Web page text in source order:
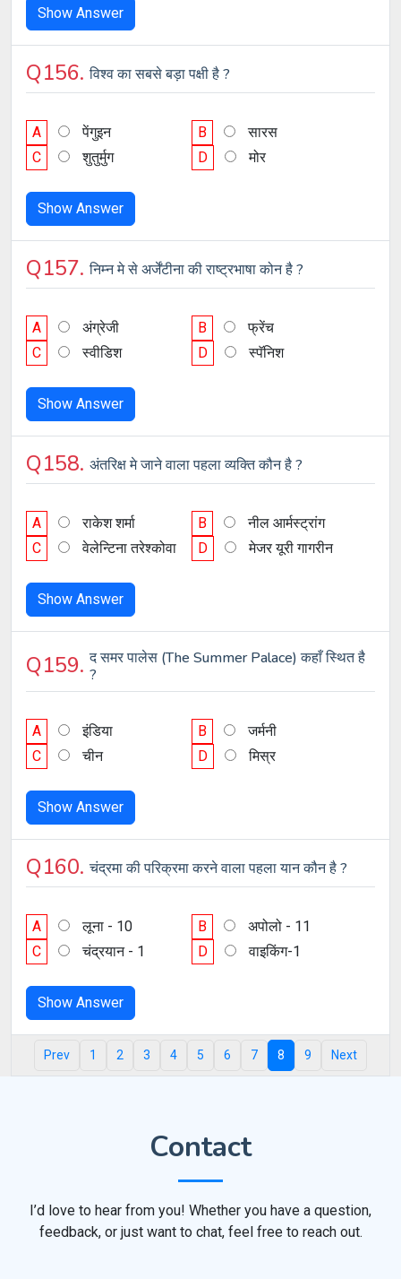
Show Answer
Q156.विश्व का सबसे बड़ा पक्षी है ?
A पेंगुइन B
सारस
C
शुतुर्मुग D मोर
Show Answer
Q157.निम्न मे से अर्जेंटीना की राष्ट्रभाषा कोन है ?
A अंग्रेजी B
फ्रेंच
C
स्वीडिश D स्पॅनिश
Show Answer
Q158. अंतरिक्ष मे जाने वाला पहला व्यक्ति कौन है ?
A राकेश शर्मा B
नील आर्मस्ट्रांग
C
वेलेन्टिना तरेश्कोवा D मेजर यूरी गागरीन
Show Answer
Q159. द समर पालेस (The Summer Palace) कहाँ स्थित है
?
A इंडिया B
जर्मनी
C
चीन D मिस्र
Show Answer
Q160.चंद्रमा की परिक्रमा करने वाला पहला यान कौन है ?
A लूना - 10 B
अपोलो - 11
C
चंद्रयान - 1 D वाइकिंग-1
Show Answer
Prev 1 2 3 4 5 6 7 8 9 Next
Contact
I’d love to hear from you! Whether you have a question,
feedback, or just want to chat, feel free to reach out.